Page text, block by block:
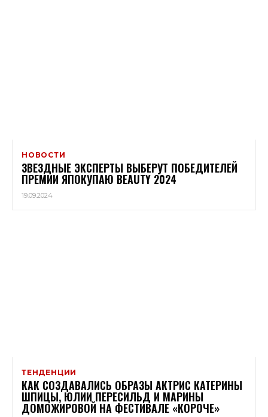
НОВОСТИ
ЗВЕЗДНЫЕ ЭКСПЕРТЫ ВЫБЕРУТ ПОБЕДИТЕЛЕЙ
ПРЕМИИ ЯПОКУПАЮ BEAUTY 2024
19.09.2024
ТЕНДЕНЦИИ
КАК СОЗДАВАЛИСЬ ОБРАЗЫ АКТРИС КАТЕРИНЫ
ШПИЦЫ, ЮЛИИ ПЕРЕСИЛЬД И МАРИНЫ
ДОМОЖИРОВОЙ НА ФЕСТИВАЛЕ «КОРОЧЕ»